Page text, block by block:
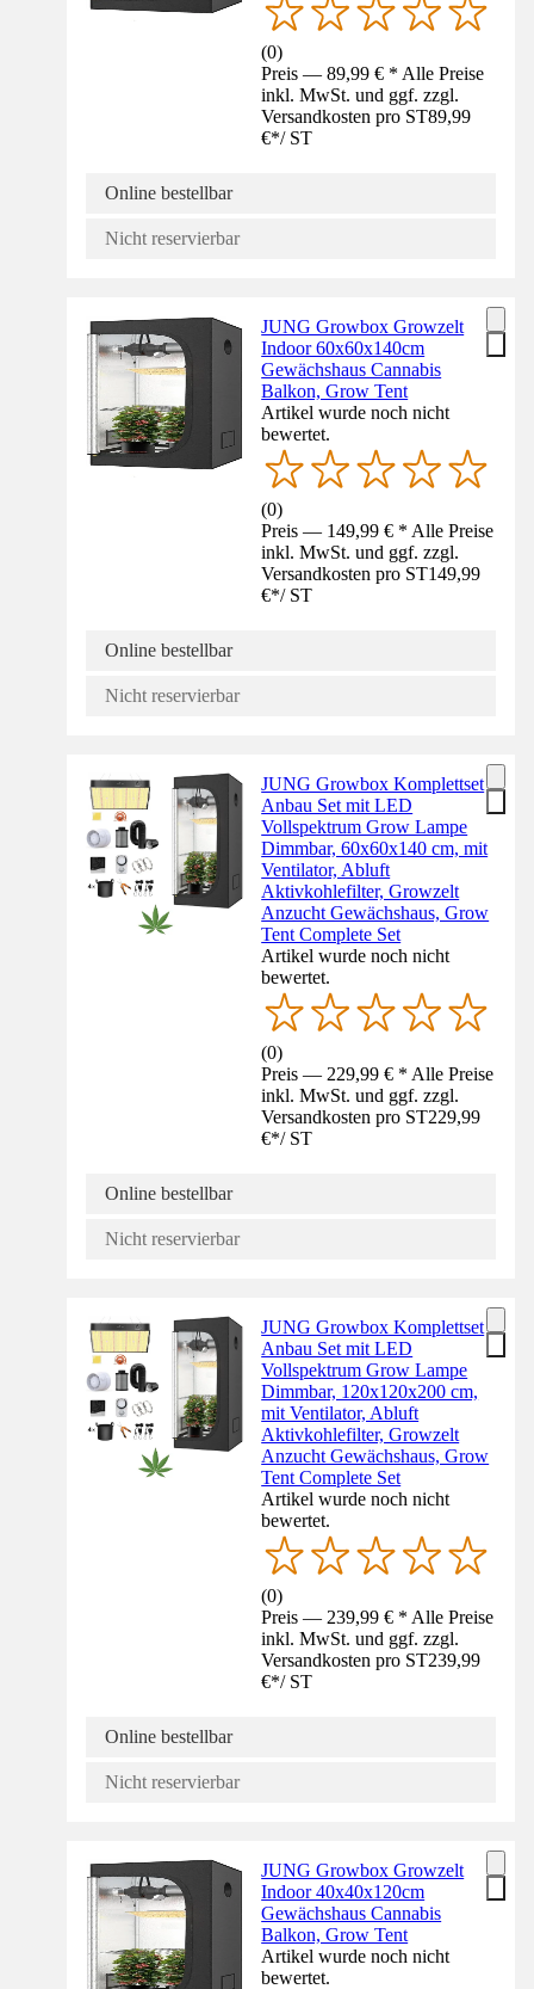
(0)
Preis — 89,99 € * Alle Preise
inkl. MwSt. und ggf. zzgl.
Versandkosten pro ST89,99
€*/ ST
Online bestellbar
Nicht reservierbar
JUNG Growbox Growzelt
Indoor 60x60x140cm
Gewächshaus Cannabis
Balkon, Grow Tent
Artikel wurde noch nicht
bewertet.
(0)
Preis — 149,99 € * Alle Preise
inkl. MwSt. und ggf. zzgl.
Versandkosten pro ST149,99
€*/ ST
Online bestellbar
Nicht reservierbar
JUNG Growbox Komplettset
Anbau Set mit LED
Vollspektrum Grow Lampe
Dimmbar, 60x60x140 cm, mit
Ventilator, Abluft
Aktivkohlefilter, Growzelt
Anzucht Gewächshaus, Grow
Tent Complete Set
Artikel wurde noch nicht
bewertet.
(0)
Preis — 229,99 € * Alle Preise
inkl. MwSt. und ggf. zzgl.
Versandkosten pro ST229,99
€*/ ST
Online bestellbar
Nicht reservierbar
JUNG Growbox Komplettset
Anbau Set mit LED
Vollspektrum Grow Lampe
Dimmbar, 120x120x200 cm,
mit Ventilator, Abluft
Aktivkohlefilter, Growzelt
Anzucht Gewächshaus, Grow
Tent Complete Set
Artikel wurde noch nicht
bewertet.
(0)
Preis — 239,99 € * Alle Preise
inkl. MwSt. und ggf. zzgl.
Versandkosten pro ST239,99
€*/ ST
Online bestellbar
Nicht reservierbar
JUNG Growbox Growzelt
Indoor 40x40x120cm
Gewächshaus Cannabis
Balkon, Grow Tent
Artikel wurde noch nicht
bewertet.